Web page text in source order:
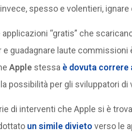
spesso e volentieri, ignare
“gratis” che
e guadagnare laute
Applestessa è dovuta correre
possibilità per gli sviluppatori di
di interventi che Apple si è
un simile divieto verso le